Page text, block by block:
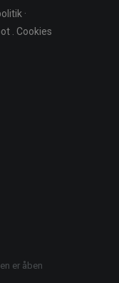
·
Cookies
er åben